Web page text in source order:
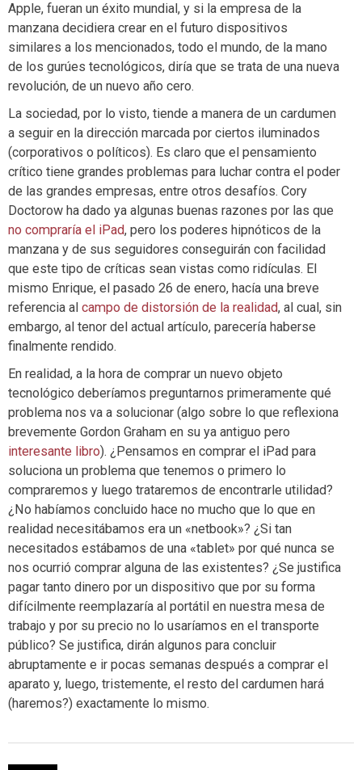
Apple, fueran un éxito mundial, y si la empresa de la
manzana decidiera crear en el futuro dispositivos
similares a los mencionados, todo el mundo, de la mano
de los gurúes tecnológicos, diría que se trata de una nueva
revolución, de un nuevo año cero.
La sociedad, por lo visto, tiende a manera de un cardumen
a seguir en la dirección marcada por ciertos iluminados
(corporativos o políticos). Es claro que el pensamiento
crítico tiene grandes problemas para luchar contra el poder
de las grandes empresas, entre otros desafíos. Cory
Doctorow ha dado ya algunas buenas razones por las que
no compraría el iPad, pero los poderes hipnóticos de la
manzana y de sus seguidores conseguirán con facilidad
que este tipo de críticas sean vistas como ridículas. El
mismo Enrique, el pasado 26 de enero, hacía una breve
referencia al campo de distorsión de la realidad, al cual, sin
embargo, al tenor del actual artículo, parecería haberse
finalmente rendido.
En realidad, a la hora de comprar un nuevo objeto
tecnológico deberíamos preguntarnos primeramente qué
problema nos va a solucionar (algo sobre lo que reflexiona
brevemente Gordon Graham en su ya antiguo pero
interesante libro). ¿Pensamos en comprar el iPad para
soluciona un problema que tenemos o primero lo
compraremos y luego trataremos de encontrarle utilidad?
¿No habíamos concluido hace no mucho que lo que en
realidad necesitábamos era un «netbook»? ¿Si tan
necesitados estábamos de una «tablet» por qué nunca se
nos ocurrió comprar alguna de las existentes? ¿Se justifica
pagar tanto dinero por un dispositivo que por su forma
difícilmente reemplazaría al portátil en nuestra mesa de
trabajo y por su precio no lo usaríamos en el transporte
público? Se justifica, dirán algunos para concluir
abruptamente e ir pocas semanas después a comprar el
aparato y, luego, tristemente, el resto del cardumen hará
(haremos?) exactamente lo mismo.